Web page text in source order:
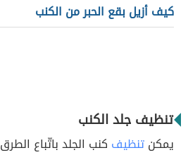
كيف أزيل بقع الحبر من الكنب
تنظيف جلد الكنب
يمكنتنظيف كنب الجلد باتّباع